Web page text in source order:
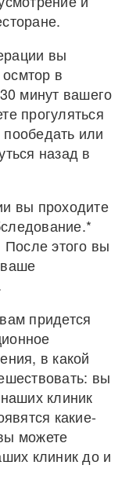
вы
в
минут вашего
прогуляться
или
назад в
вы проходите
этого вы
придется
в какой
вы
клиник
какие-
можете
клиник до и